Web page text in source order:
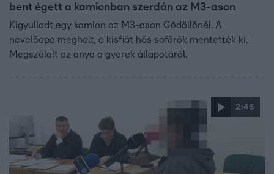
bent égett a kamionban szerdán az M3-ason
Kigyulladt egy kamion az M3-ason Gödöllőnél. A
nevelőapa meghalt, a kisfiát hős sofőrök mentették ki.
Megszólalt az anya a gyerek állapotáról.
2:46